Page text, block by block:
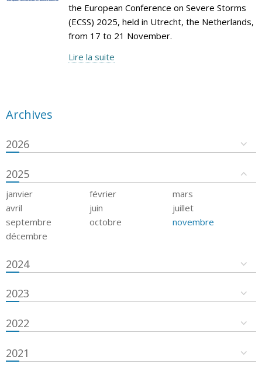
the European Conference on Severe Storms
(ECSS) 2025, held in Utrecht, the Netherlands,
from 17 to 21 November.
Lire la suite
Archives
2026
2025
janvier février
mars
avril
juin
juillet
septembre
octobre
novembre
décembre
2024
2023
2022
2021